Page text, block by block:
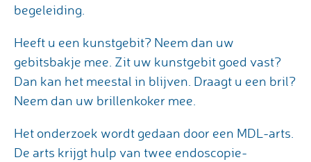
begeleiding.
Heeft u een kunstgebit? Neem dan uw
gebitsbakje mee. Zit uw kunstgebit goed vast?
Dan kan het meestal in blijven. Draagt u een bril?
Neem dan uw brillenkoker mee.
Het onderzoek wordt gedaan door een MDL-arts.
De arts krijgt hulp van twee endoscopie-